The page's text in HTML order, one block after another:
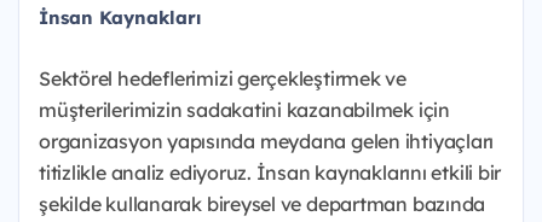
İnsan Kaynakları
Sektörel hedeflerimizi gerçekleştirmek ve
müşterilerimizin sadakatini kazanabilmek için
organizasyon yapısında meydana gelen ihtiyaçları
titizlikle analiz ediyoruz. İnsan kaynaklarını etkili bir
şekilde kullanarak bireysel ve departman bazında